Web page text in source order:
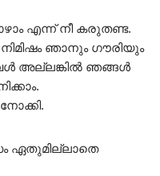
എന്ന് നീ കരുതണ്ട.
ഞാനും ഗൗരിയും
അല്ലങ്കിൽ ഞങ്ങൾ
ഏതുമില്ലാതെ